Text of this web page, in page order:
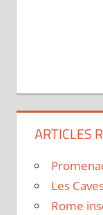
ARTICLES
Les
Rome